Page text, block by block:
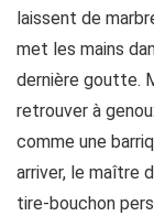
laissent de
met les mains
dernière goutte.
retrouver à
comme une
arriver, le maître
tire-bouchon